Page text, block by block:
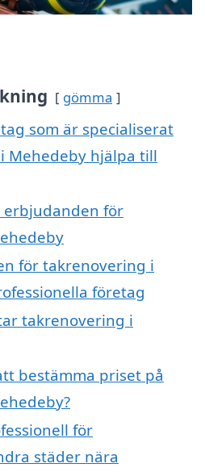
gömma
som är specialiserat
Mehedeby hjälpa till
erbjudanden för
för takrenovering i
företag
takrenovering i
bestämma priset på
för
städer nära